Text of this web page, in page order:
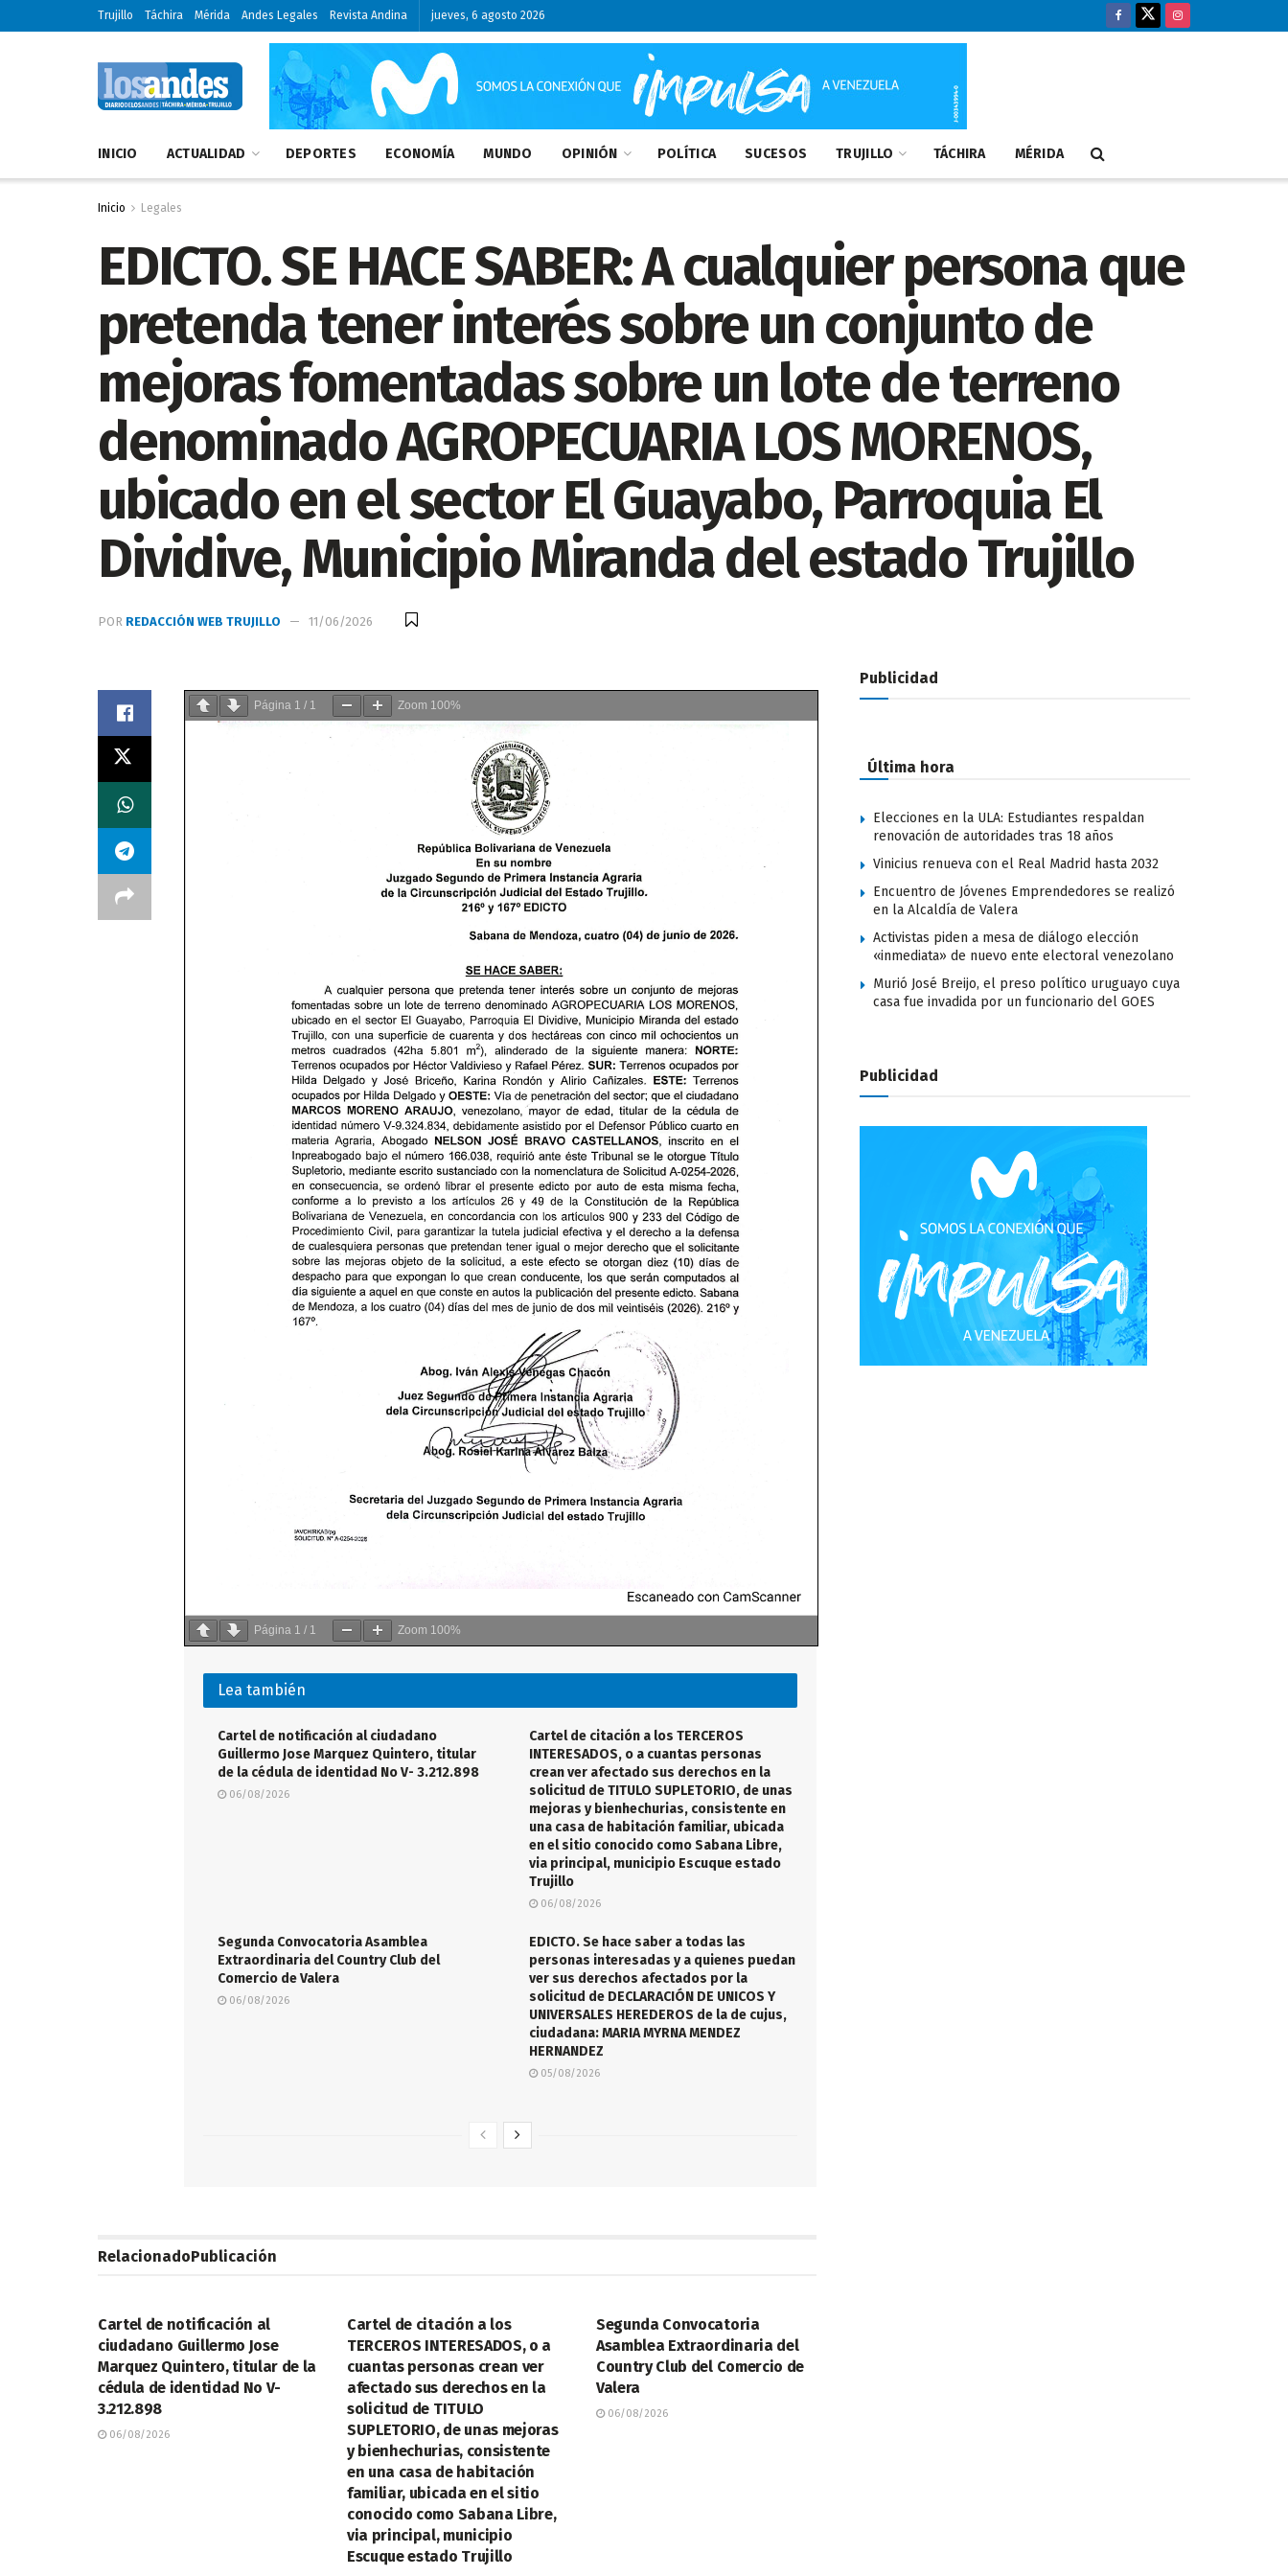
Trujillo Táchira Mérida Andes Legales Revista Andina jueves, 6 agosto 2026
INICIO ACTUALIDAD DEPORTES ECONOMÍA MUNDO OPINIÓN POLÍTICA SUCESOS TRUJILLO TÁCHIRA MÉRIDA
Inicio Legales
EDICTO. SE HACE SABER: A cualquier persona que
pretenda tener interés sobre un conjunto de
mejoras fomentadas sobre un lote de terreno
denominado AGROPECUARIA LOS MORENOS,
ubicado en el sector El Guayabo, Parroquia El
Dividive, Municipio Miranda del estado Trujillo
POR REDACCIÓN WEB TRUJILLO 11/06/2026
Página 1 / 1 Zoom 100%
Página 1 / 1 Zoom 100%
Lea también
Cartel de notificación al ciudadano
Guillermo Jose Marquez Quintero, titular
de la cédula de identidad No V- 3.212.898
06/08/2026
Cartel de citación a los TERCEROS
INTERESADOS, o a cuantas personas
crean ver afectado sus derechos en la
solicitud de TITULO SUPLETORIO, de unas
mejoras y bienhechurias, consistente en
una casa de habitación familiar, ubicada
en el sitio conocido como Sabana Libre,
via principal, municipio Escuque estado
Trujillo
06/08/2026
Segunda Convocatoria Asamblea
Extraordinaria del Country Club del
Comercio de Valera
06/08/2026
EDICTO. Se hace saber a todas las
personas interesadas y a quienes puedan
ver sus derechos afectados por la
solicitud de DECLARACIÓN DE UNICOS Y
UNIVERSALES HEREDEROS de la de cujus,
ciudadana: MARIA MYRNA MENDEZ
HERNANDEZ
05/08/2026
RelacionadoPublicación
Cartel de notificación al
ciudadano Guillermo Jose
Marquez Quintero, titular de la
cédula de identidad No V-
3.212.898
06/08/2026
Cartel de citación a los
TERCEROS INTERESADOS, o a
cuantas personas crean ver
afectado sus derechos en la
solicitud de TITULO
SUPLETORIO, de unas mejoras
y bienhechurias, consistente
en una casa de habitación
familiar, ubicada en el sitio
conocido como Sabana Libre,
via principal, municipio
Escuque estado Trujillo
Segunda Convocatoria
Asamblea Extraordinaria del
Country Club del Comercio de
Valera
06/08/2026
Publicidad
Última hora
Elecciones en la ULA: Estudiantes respaldan
renovación de autoridades tras 18 años
Vinicius renueva con el Real Madrid hasta 2032
Encuentro de Jóvenes Emprendedores se realizó
en la Alcaldía de Valera
Activistas piden a mesa de diálogo elección
«inmediata» de nuevo ente electoral venezolano
Murió José Breijo, el preso político uruguayo cuya
casa fue invadida por un funcionario del GOES
Publicidad